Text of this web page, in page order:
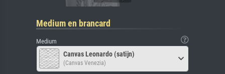
Medium en brancard
Medium
Canvas Leonardo (satijn)
(Canvas Venezia)